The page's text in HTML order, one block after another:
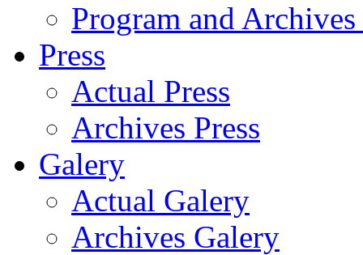
Program and
Press
Actual Press
Archives Press
Galery
Actual Galery
Archives Galery